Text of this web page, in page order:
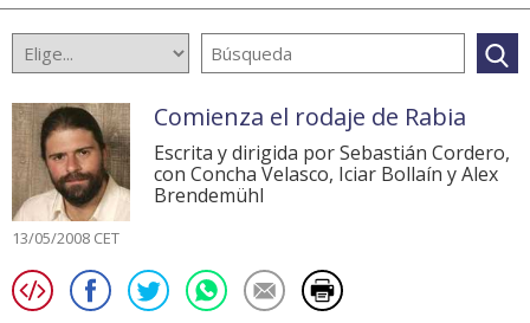
Comienza el rodaje de Rabia
Escrita y dirigida por Sebastián Cordero,
con Concha Velasco, Iciar Bollaín y Alex
Brendemühl
13/05/2008 CET